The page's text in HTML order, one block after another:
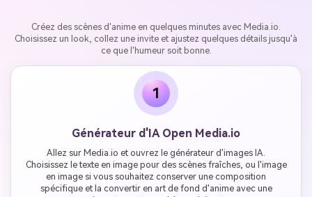
Créez des scènes d'anime en quelques minutes avec Media.io.
Choisissez un look, collez une invite et ajustez quelques détails jusqu'à
ce que l'humeur soit bonne.
1
Générateur d'IA Open Media.io
Allez sur Media.io et ouvrez le générateur d'images IA.
Choisissez le texte en image pour des scènes fraîches, ou l'image
en image si vous souhaitez conserver une composition
spécifique et la convertir en art de fond d'anime avec une